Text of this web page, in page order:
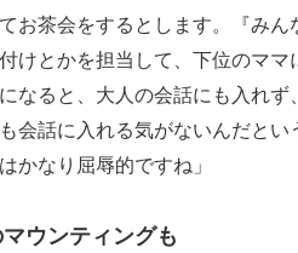
お茶会をするとします。『み
けとかを担当して、下位のマ
なると、大人の会話にも入れ
会話に入れる気がないんだと
かなり屈辱的ですね」
ウンティングも